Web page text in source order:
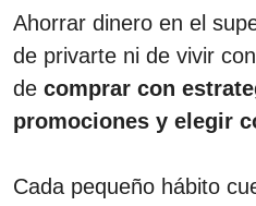
Ahorrar dinero en el
de privarte ni de vivir
de comprar con
promociones y elegir
Cada pequeño hábito